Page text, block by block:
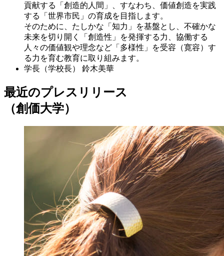
貢献する「創造的人間」、すなわち、価値創造を実践
する「世界市民」の育成を目指します。
そのために、たしかな「知力」を基盤とし、不確かな
未来を切り開く「創造性」を発揮する力、協働する
人々の価値観や理念など「多様性」を受容（寛容）す
る力を育む教育に取り組みます。
学長（学校長）
鈴木美華
最近のプレスリリース
（創価大学）